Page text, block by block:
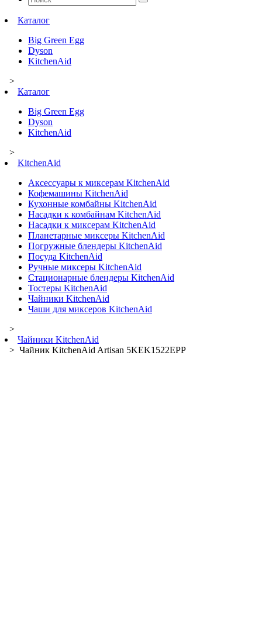
Каталог
Big Green Egg
Dyson
KitchenAid
>
Каталог
Big Green Egg
Dyson
KitchenAid
>
KitchenAid
Аксессуары к миксерам KitchenAid
Кофемашины KitchenAid
Кухонные комбайны KitchenAid
Насадки к комбайнам KitchenAid
Насадки к миксерам KitchenAid
Планетарные миксеры KitchenAid
Погружные блендеры KitchenAid
Посуда KitchenAid
Ручные миксеры KitchenAid
Стационарные блендеры KitchenAid
Тостеры KitchenAid
Чайники KitchenAid
Чаши для миксеров KitchenAid
>
Чайники KitchenAid
> Чайник KitchenAid Artisan 5KEK1522EPP